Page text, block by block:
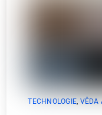
TECHNOLOGIE, VĚDA